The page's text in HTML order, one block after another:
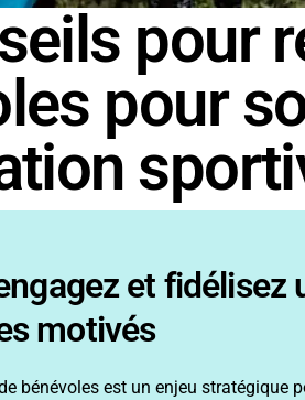
pour
pour
et fidélisez
motivés
bénévoles est un enjeu stratégique